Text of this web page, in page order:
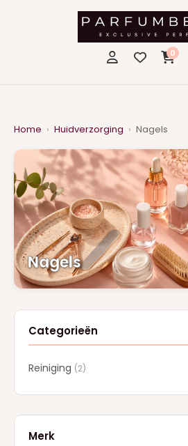
0
Home › Huidverzorging › Nagels
Nagels
Categorieën
Reiniging (2)
Merk